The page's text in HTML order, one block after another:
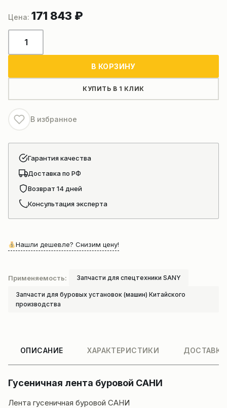
171 843 ₽
товара
SANY
В КОРЗИНУ
КУПИТЬ В 1 КЛИК
В избранное
Гарантия качества
Доставка по РФ
Возврат 14 дней
Консультация эксперта
Нашли дешевле? Снизим цену!
Применяемость: Запчасти для спецтехники SANY
Запчасти для буровых установок (машин) Китайского
производства
ОПИСАНИЕ ХАРАКТЕРИСТИКИ
Гусеничная лента буровой САНИ
Лента гусеничная буровой САНИ